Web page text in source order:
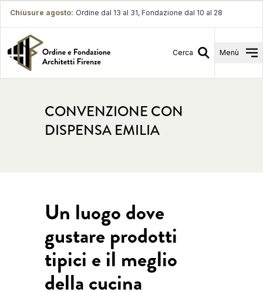
Chiusure agosto: Ordine dal 13 al 31, Fondazione dal 10 al 28
Cerca Menù
CONVENZIONE CON
DISPENSA EMILIA
Un luogo dove
gustare prodotti
tipici e il meglio
della cucina